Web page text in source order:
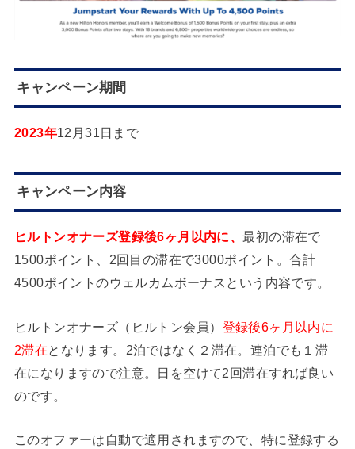
キャンペーン期間
2023年12月31日まで
キャンペーン内容
ヒルトンオナーズ登録後6ヶ月以内に、最初の滞在で
1500ポイント、2回目の滞在で3000ポイント。合計
4500ポイントのウェルカムボーナスという内容です。
ヒルトンオナーズ（ヒルトン会員） 登録後6ヶ月以内に
2滞在となります。2泊ではなく２滞在。連泊でも１滞
在になりますので注意。日を空けて2回滞在すれば良い
のです。
このオファーは自動で適用されますので、特に登録する